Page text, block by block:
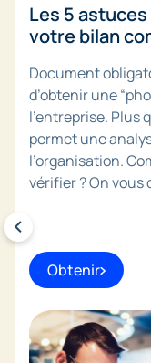
Les 5
votre bilan
Document
d’obtenir une
l’entreprise. Plus
permet une
l’organisation.
vérifier ? On vous
Obtenir